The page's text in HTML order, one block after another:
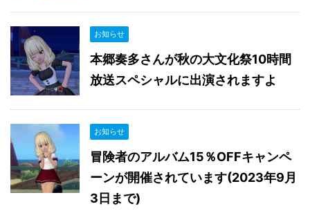
お知らせ
本郷奏多さんが秋の大文化祭10時間
放送スペシャルに出演されますよ
お知らせ
冒険者のアルバム15％OFFキャンペ
ーンが開催されています(2023年9月
3日まで)